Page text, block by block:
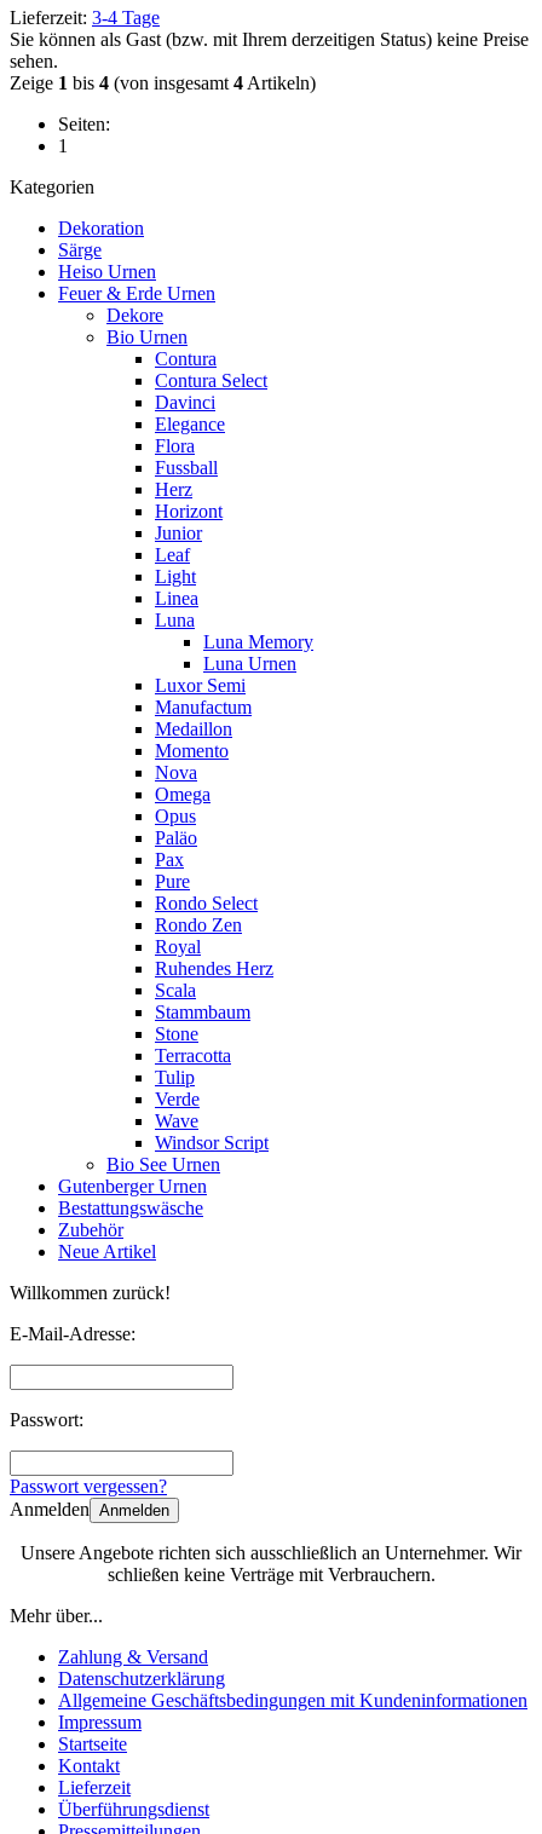
Lieferzeit: 3-4 Tage
Sie können als Gast (bzw. mit Ihrem derzeitigen Status) keine Preise
sehen.
Zeige 1 bis 4 (von insgesamt 4 Artikeln)
Seiten:
1
Kategorien
Dekoration
Särge
Heiso Urnen
Feuer & Erde Urnen
Dekore
Bio Urnen
Contura
Contura Select
Davinci
Elegance
Flora
Fussball
Herz
Horizont
Junior
Leaf
Light
Linea
Luna
Luna Memory
Luna Urnen
Luxor Semi
Manufactum
Medaillon
Momento
Nova
Omega
Opus
Paläo
Pax
Pure
Rondo Select
Rondo Zen
Royal
Ruhendes Herz
Scala
Stammbaum
Stone
Terracotta
Tulip
Verde
Wave
Windsor Script
Bio See Urnen
Gutenberger Urnen
Bestattungswäsche
Zubehör
Neue Artikel
Willkommen zurück!
E-Mail-Adresse:
Passwort:
Passwort vergessen?
Anmelden Anmelden
Unsere Angebote richten sich ausschließlich an Unternehmer. Wir
schließen keine Verträge mit Verbrauchern.
Mehr über...
Zahlung & Versand
Datenschutzerklärung
Allgemeine Geschäftsbedingungen mit Kundeninformationen
Impressum
Startseite
Kontakt
Lieferzeit
Überführungsdienst